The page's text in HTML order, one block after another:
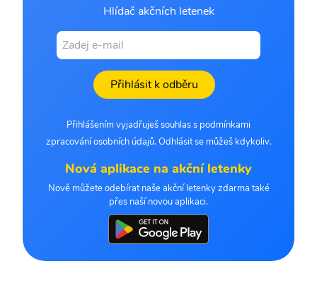
Hlídač akčních letenek
Přihlásit k odběru
Přihlášením vyjadřuješ souhlas s podmínkami
zpracování osobních údajů. Odhlásit se můžeš kdykoliv.
Nová aplikace na akční letenky
Nově můžete odebírat naše akční letenky zdarma také
přes naší novou aplikaci.